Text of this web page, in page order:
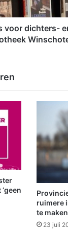
voor dichters-
ruimere
te maken
23 juli